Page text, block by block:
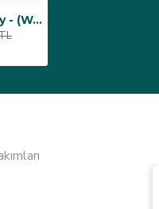
Bistro Masa Halley - (Werzalit, Wermodin ve Allzalit Tabla 60 cm çap) - Indiana Wood